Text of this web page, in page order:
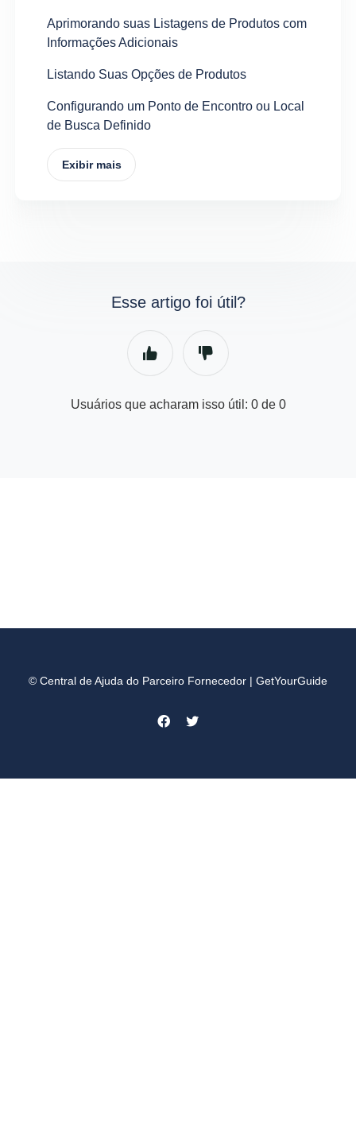
Aprimorando suas Listagens de Produtos com
Informações Adicionais
Listando Suas Opções de Produtos
Configurando um Ponto de Encontro ou Local
de Busca Definido
Exibir mais
Esse artigo foi útil?
Usuários que acharam isso útil: 0 de 0
© Central de Ajuda do Parceiro Fornecedor | GetYourGuide
Facebook
Twitter